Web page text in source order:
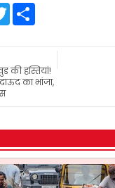
T
w
e
r
की हस्तियां!
का भांजा,